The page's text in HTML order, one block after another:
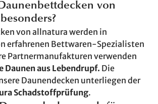
von
von allnatura werden in
erfahrenen Bettwaren-Spezialisten
Partnermanufakturen verwenden
Daunen aus Lebendrupf. Die
Daunendecken unterliegen der
Schadstoffprüfung.